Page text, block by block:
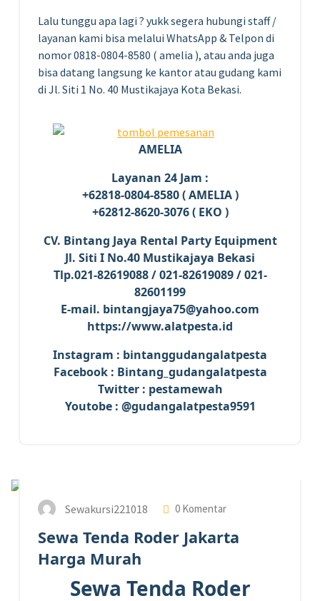
Lalu tunggu apa lagi ? yukk segera hubungi staff /
layanan kami bisa melalui WhatsApp & Telpon di
nomor 0818-0804-8580 ( amelia ), atau anda juga
bisa datang langsung ke kantor atau gudang kami
di Jl. Siti 1 No. 40 Mustikajaya Kota Bekasi.
AMELIA
Layanan 24 Jam :
+62818-0804-8580 ( AMELIA )
+62812-8620-3076 ( EKO )
CV. Bintang Jaya Rental Party Equipment
Jl. Siti I No.40 Mustikajaya Bekasi
Tlp.021-82619088 / 021-82619089 / 021-
82601199
E-mail. bintangjaya75@yahoo.com
https://www.alatpesta.id
Instagram : bintanggudangalatpesta
Facebook : Bintang_gudangalatpesta
Twitter : pestamewah
Youtobe : @gudangalatpesta9591
Sewakursi221018 0 Komentar
Sewa Tenda Roder Jakarta
Harga Murah
Sewa Tenda Roder